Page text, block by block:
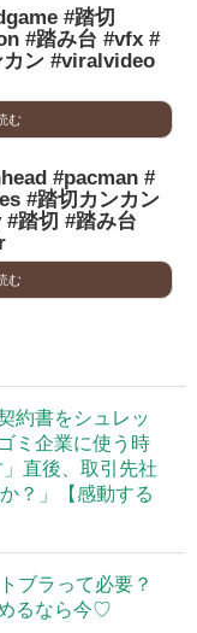
#踏切
#踏み台 #vfx #
カン #viralvideo
む
#pacman #
#踏切カンカン
踏切 #踏み台
む
約書をシュレッ
ミ企業に使う時
直後、取引先社
？」【感動する
ブラって必要？
るなら今♡